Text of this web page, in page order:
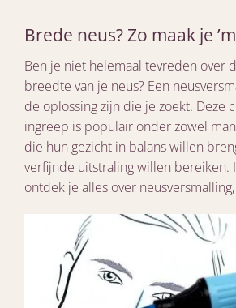
Brede neus? Zo maak je
Ben je niet helemaal tevreden over
breedte van je neus? Een
de oplossing zijn die je zoekt. Deze
ingreep is populair onder zowel
die hun gezicht in balans willen
verfijnde uitstraling willen bereiken.
ontdek je alles over